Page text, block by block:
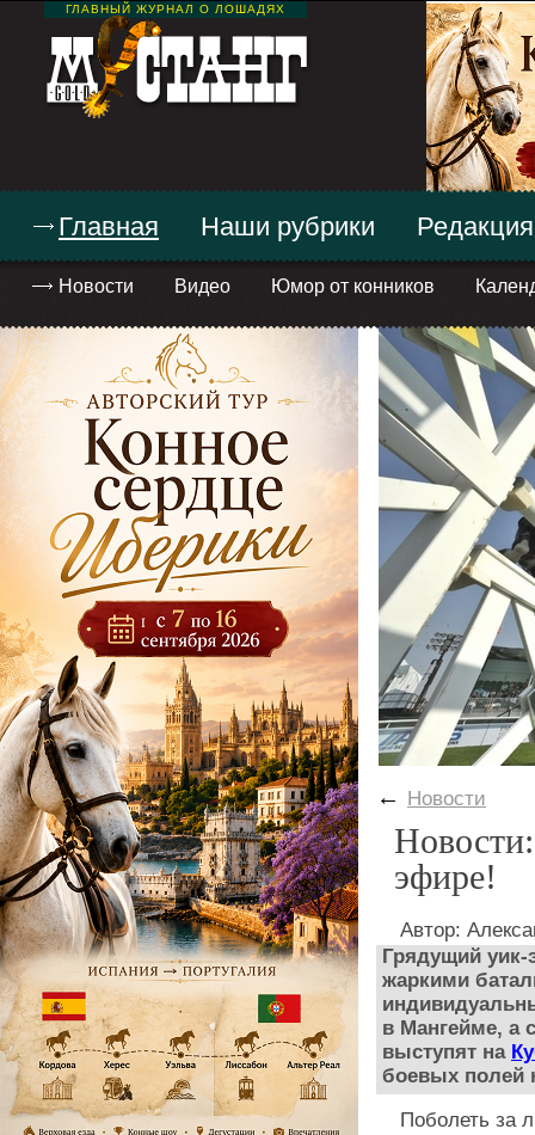
ГЛАВНЫЙ ЖУРНАЛ О ЛОШАДЯХ
Главная
Новости Видео Юмор от конников
Наши рубрики Редакция
← Новости
эфире!
Автор:
Грядущий уик-
жаркими
в Мангейме, а
выступят на
боевых полей
Поболеть за